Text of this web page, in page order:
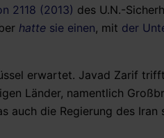
2118 (2013) des U.N.-
hatte sie einen, mit der
erwartet. Javad Zarif
Länder, namentlich
auch die Regierung des Iran